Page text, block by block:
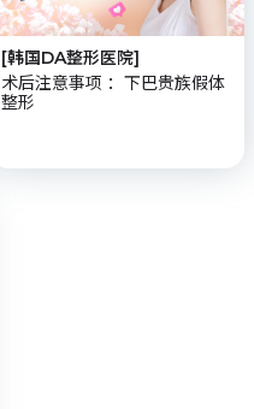
[韩国DA整形医院]
术后注意事项 ：下巴贵族假体
整形